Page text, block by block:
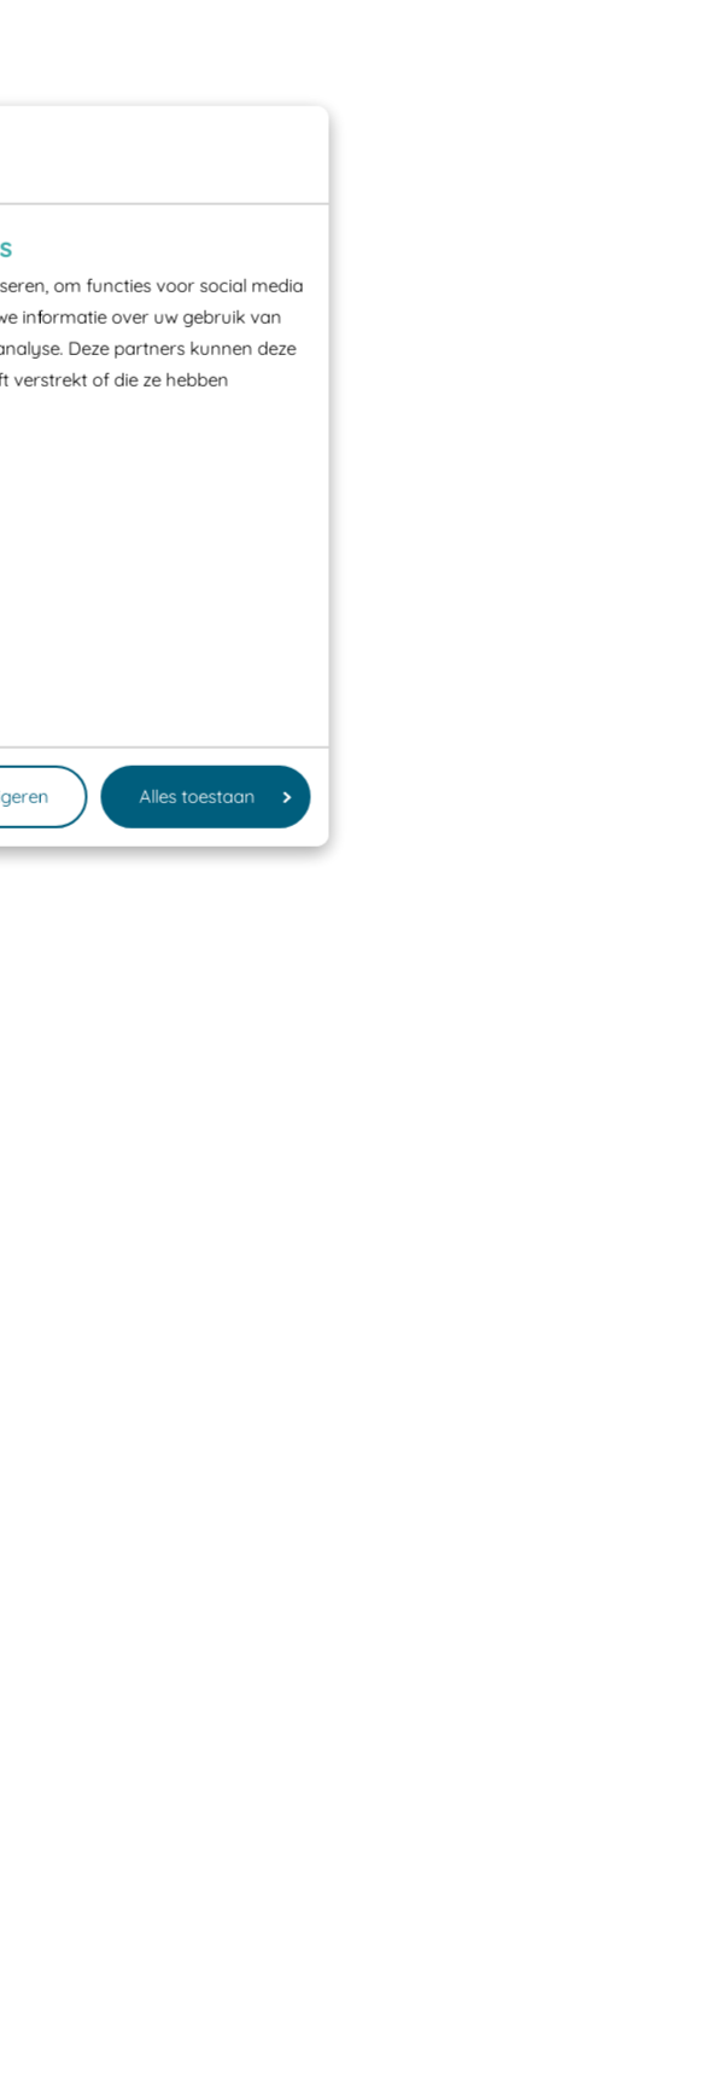
om functies voor social media
informatie over uw gebruik van
Deze partners kunnen deze
verstrekt of die ze hebben
Alles toestaan